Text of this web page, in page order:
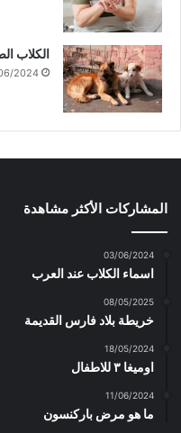
الكلاب
2024
المشاركات الأكثر مشاهدة
03/06/2024
اسماء الكلاب عند العرب
08/05/2025
خريطة بلاد فارس القديمة
18/05/2024
اوميغا ٣ للاطفال
11/06/2024
ما هو مرض باركنسون